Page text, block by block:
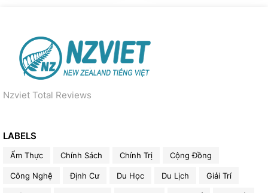
Nzviet Total Reviews
LABELS
Ẩm Thực Chính Sách Chính Trị Cộng Đồng
Công Nghệ Định Cư Du Học Du Lịch Giải Trí